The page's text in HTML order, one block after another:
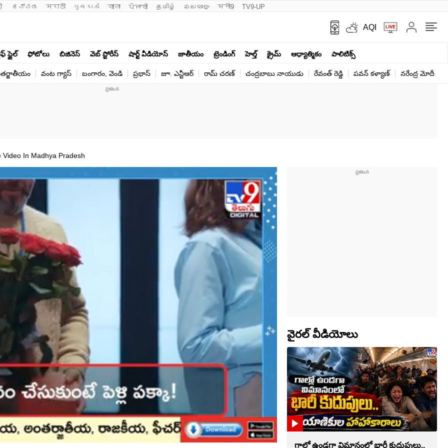
ಕನ್ನಡ मराठी ગુજરાતી বাংলা ਪੰਜਾਬੀ தமிழ் മലയാളം मनी9 TV9-UP
AQI
స్టైల్ ఫోటోలు బిజినెస్ వెబ్ స్టోరీస్ షార్ట్ వీడియోస్ జాతీయం ట్రెండింగ్ హెల్త్‌ క్రైమ్ ఆధ్యాత్మికం పాలిటిక్స్‌
వంట గ్యాస్ బంగారం, వెండి ప్రభాస్ జూ. ఎన్టీఆర్ రామ్ చ‌ర‌ణ్‌ చంద్రబాబు నాయుడు రేవంత్ రెడ్డి పవన్ కళ్యాణ్ నరేంద్ర మోదీ
Video In Madhya Pradesh
వైరల్ వీడియోలు
గాల్లో ఉండగా విమానంలో భారీ కుదుపులు..